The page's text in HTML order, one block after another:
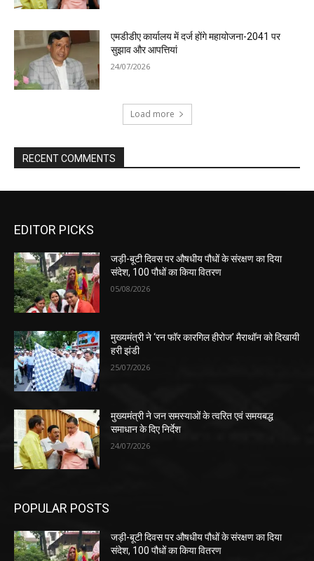
एमडीडीए कार्यालय में दर्ज होंगे महायोजना-2041 पर
सुझाव और आपत्तियां
24/07/2026
Load more
RECENT COMMENTS
EDITOR PICKS
जड़ी-बूटी दिवस पर औषधीय पौधों के संरक्षण का दिया
संदेश, 100 पौधों का किया वितरण
05/08/2026
मुख्यमंत्री ने ‘रन फॉर कारगिल हीरोज’ मैराथॉन को दिखायी
हरी झंडी
25/07/2026
मुख्यमंत्री ने जन समस्याओं के त्वरित एवं समयबद्ध
समाधान के दिए निर्देश
24/07/2026
POPULAR POSTS
जड़ी-बूटी दिवस पर औषधीय पौधों के संरक्षण का दिया
संदेश, 100 पौधों का किया वितरण